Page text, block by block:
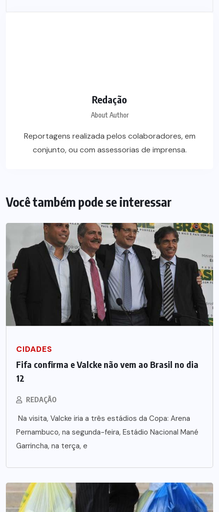
Redação
About Author
Reportagens realizada pelos colaboradores, em
conjunto, ou com assessorias de imprensa.
Você também pode se interessar
CIDADES
Fifa confirma e Valcke não vem ao Brasil no dia
12
REDAÇÃO
Na visita, Valcke iria a três estádios da Copa: Arena
Pernambuco, na segunda-feira, Estádio Nacional Mané
Garrincha, na terça, e